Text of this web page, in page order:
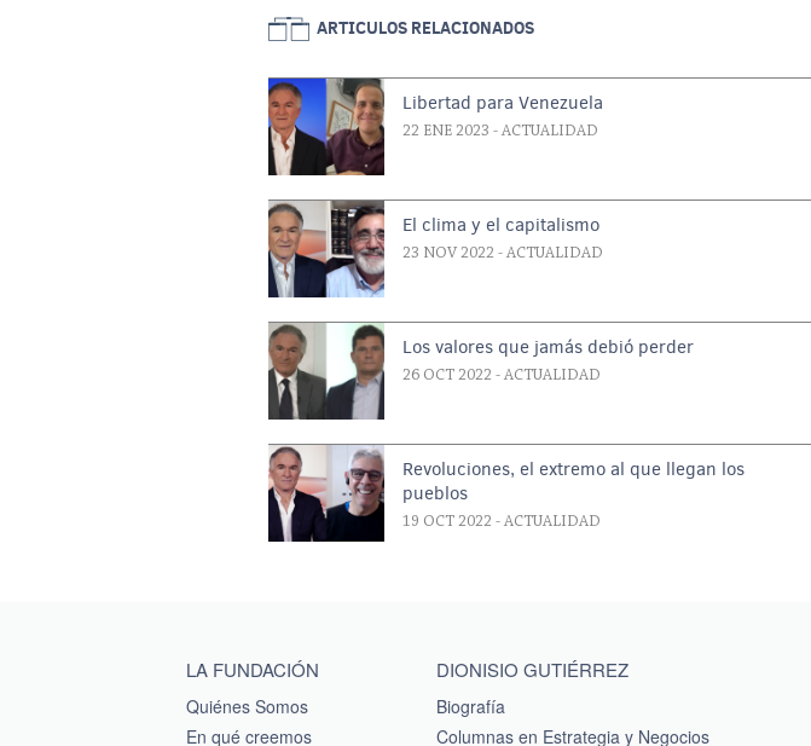
ARTICULOS RELACIONADOS
Libertad para Venezuela
22 ENE 2023 - ACTUALIDAD
El clima y el capitalismo
23 NOV 2022 - ACTUALIDAD
Los valores que jamás debió perder
26 OCT 2022 - ACTUALIDAD
Revoluciones, el extremo al que llegan los
pueblos
19 OCT 2022 - ACTUALIDAD
Main menu footer
LA FUNDACIÓN
Quiénes Somos
En qué creemos
DIONISIO GUTIÉRREZ
Biografía
Columnas en Estrategia y Negocios